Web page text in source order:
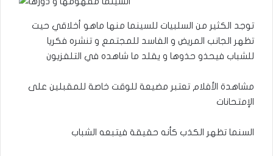
توجد الكثير من السلبيات للسينما منها ماهو أخلاقي حيت
تظهر الجانب المريض و الفاسد للمجتمع و تنشره فكريا
للشباب فيحذو حذوها و يقلد ما شاهده في التلفزيون
مشاهدة الأفلام تعتبر مضيعة للوقت خاصة للمقبلين على
الإمتحانات
السنما تظهر الكذب كأنه حقيقة فيتبعه الشباب